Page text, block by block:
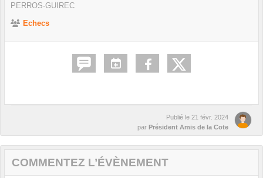
PERROS-GUIREC
Echecs
Publié le 21 févr. 2024
par Président Amis de la Cote
COMMENTEZ L’ÉVÈNEMENT